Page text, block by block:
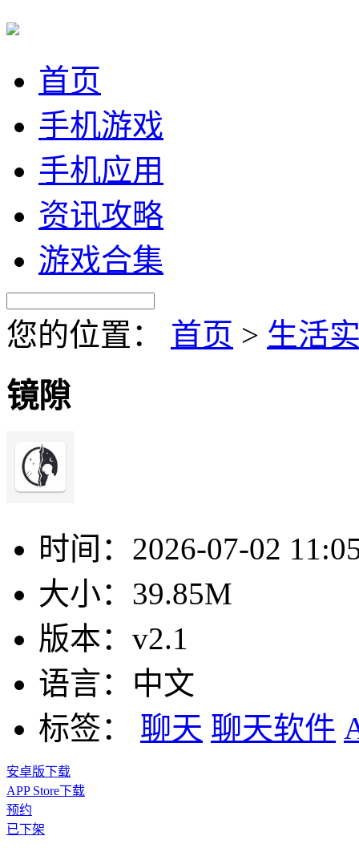
首页
手机游戏
手机应用
资讯攻略
游戏合集
您的位置： 首页 > 生活
镜隙
时间： 2026-07-02
大小： 39.85M
版本： v2.1
语言： 中文
标签：
聊天 聊天软件
安卓版下载
APP Store下载
预约
已下架